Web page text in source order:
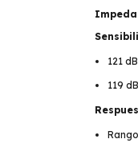
121
119